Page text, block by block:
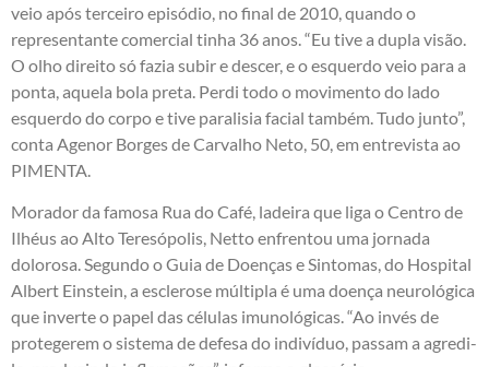
veio após terceiro episódio, no final de 2010, quando o
representante comercial tinha 36 anos. “Eu tive a dupla visão.
O olho direito só fazia subir e descer, e o esquerdo veio para a
ponta, aquela bola preta. Perdi todo o movimento do lado
esquerdo do corpo e tive paralisia facial também. Tudo junto”,
conta Agenor Borges de Carvalho Neto, 50, em entrevista ao
PIMENTA.
Morador da famosa Rua do Café, ladeira que liga o Centro de
Ilhéus ao Alto Teresópolis, Netto enfrentou uma jornada
dolorosa. Segundo o Guia de Doenças e Sintomas, do Hospital
Albert Einstein, a esclerose múltipla é uma doença neurológica
que inverte o papel das células imunológicas. “Ao invés de
protegerem o sistema de defesa do indivíduo, passam a agredi-